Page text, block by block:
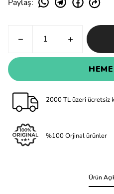
Paylaş:
2000 TL üzeri ücretsiz
%100 Orjinal ürünler
Ürün